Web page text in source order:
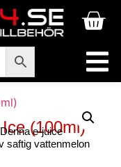
(100ml)
e-juice
saftig vattenmelon